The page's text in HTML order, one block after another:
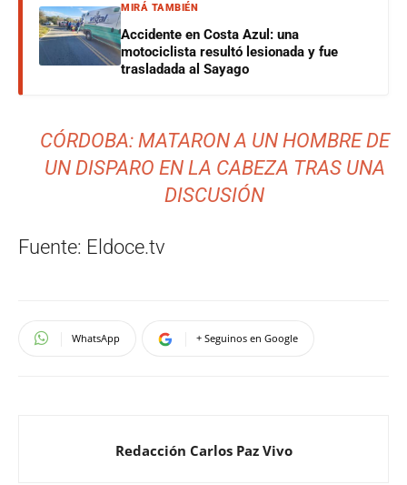
MIRÁ TAMBIÉN
Accidente en Costa Azul: una
motociclista resultó lesionada y fue
trasladada al Sayago
CÓRDOBA: MATARON A UN HOMBRE DE
UN DISPARO EN LA CABEZA TRAS UNA
DISCUSIÓN
Fuente: Eldoce.tv
WhatsApp + Seguinos en Google
Redacción Carlos Paz Vivo